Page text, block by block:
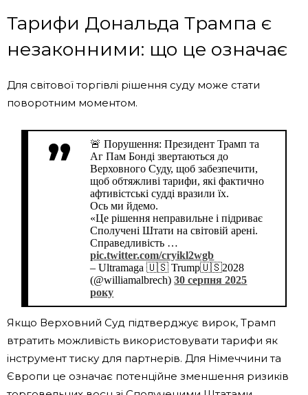
Тарифи Дональда Трампа є
незаконними: що це означає
Для світової торгівлі рішення суду може стати
поворотним моментом.
🚨 Порушення: Президент Трамп та
Аг Пам Бонді звертаються до
Верховного Суду, щоб забезпечити,
щоб обтяжливі тарифи, які фактично
афтивістські судді вразили їх.
Ось ми йдемо.
«Це рішення неправильне і підриває
Сполучені Штати на світовій арені.
Справедливість …
pic.twitter.com/cryikl2wgb
– Ultramaga 🇺🇸 Trump🇺🇸2028
(@williamalbrech)30 серпня 2025
року
Якщо Верховний Суд підтверджує вирок, Трамп
втратить можливість використовувати тарифи як
інструмент тиску для партнерів. Для Німеччини та
Європи це означає потенційне зменшення ризиків